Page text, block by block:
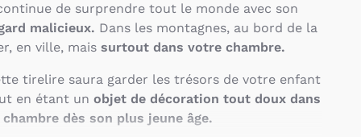
de surprendre tout le monde avec son
malicieux. Dans les montagnes, au bord de la
en ville, mais surtout dans votre chambre.
tirelire saura garder les trésors de votre enfant
en étant un objet de décoration tout doux dans
chambre dès son plus jeune âge.